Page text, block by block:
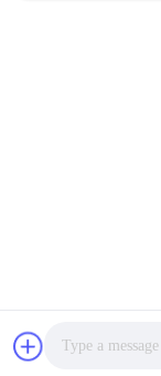
プライバシーポリシ
イヤー. 2022-2026